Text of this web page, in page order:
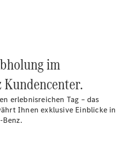
im
Kundencenter.
erlebnisreichen Tag – das
Ihnen exklusive Einblicke in